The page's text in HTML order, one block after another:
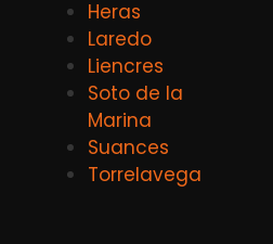
Heras
Laredo
Liencres
Soto de la
Marina
Suances
Torrelavega